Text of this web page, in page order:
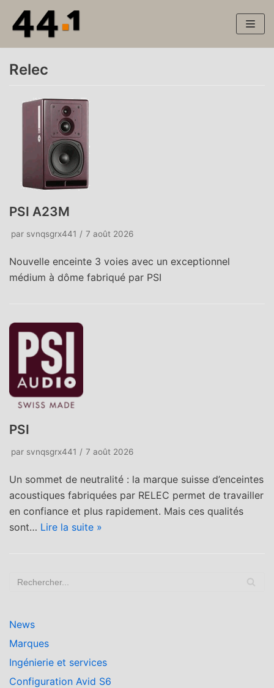
Aller
au
contenu
Relec
PSI A23M
par svnqsgrx441 7 août 2026
Nouvelle enceinte 3 voies avec un exceptionnel
médium à dôme fabriqué par PSI
PSI
par svnqsgrx441 7 août 2026
Un sommet de neutralité : la marque suisse d’enceintes
acoustiques fabriquées par RELEC permet de travailler
en confiance et plus rapidement. Mais ces qualités
sont… Lire la suite »
News
Marques
Ingénierie et services
Configuration Avid S6